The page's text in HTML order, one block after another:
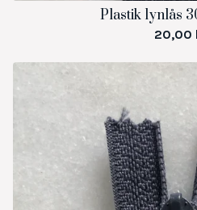
Plastik lynlås
20,00